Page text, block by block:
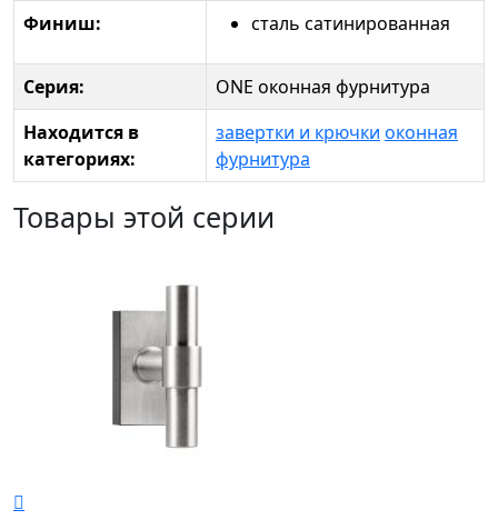
Финиш: сталь сатинированная
Серия:
ONE оконная фурнитура
Находится в
категориях:
завертки и крючки оконная
фурнитура
Товары этой серии